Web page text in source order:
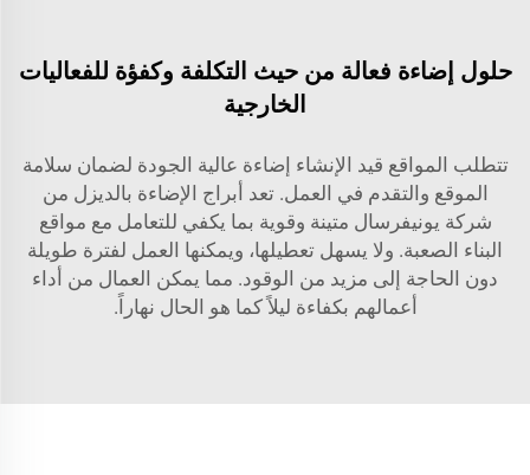
حلول إضاءة فعالة من حيث التكلفة وكفؤة للفعاليات
الخارجية
تتطلب المواقع قيد الإنشاء إضاءة عالية الجودة لضمان سلامة
الموقع والتقدم في العمل. تعد أبراج الإضاءة بالديزل من
شركة يونيفرسال متينة وقوية بما يكفي للتعامل مع مواقع
البناء الصعبة. ولا يسهل تعطيلها، ويمكنها العمل لفترة طويلة
دون الحاجة إلى مزيد من الوقود. مما يمكن العمال من أداء
أعمالهم بكفاءة ليلاً كما هو الحال نهاراً.